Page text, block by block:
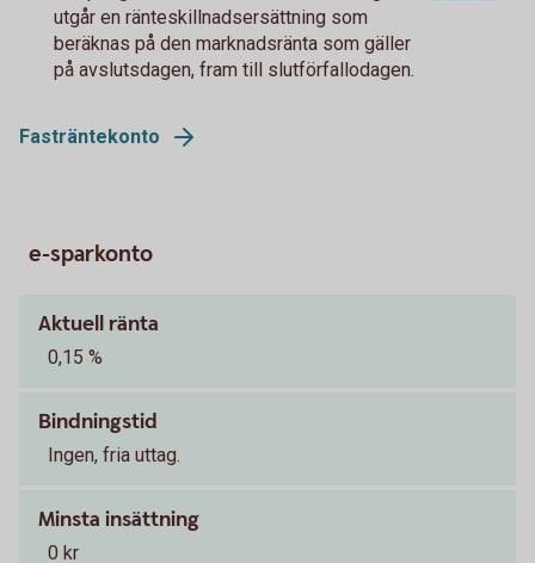
utgår en ränteskillnadsersättning som
beräknas på den marknadsränta som gäller
på avslutsdagen, fram till slutförfallodagen.
Fasträntekonto
e-sparkonto
Aktuell ränta
0,15 %
Bindningstid
Ingen, fria uttag.
Minsta insättning
0 kr